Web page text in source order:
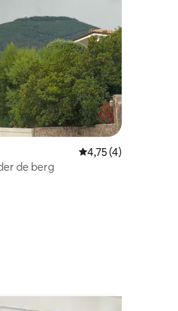
5 op 5, 5 recensies
Gemiddelde
4,75 (4)
de berg